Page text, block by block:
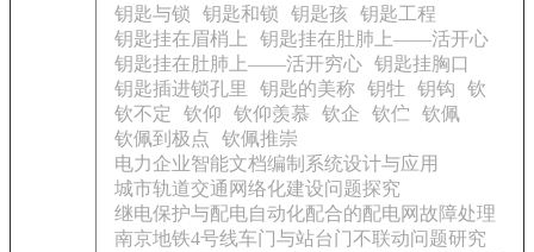
钥匙与锁
钥匙和锁 钥匙孩
钥匙工程
钥匙挂在眉梢上
钥匙挂在肚肺上——活开心
钥匙挂在肚肺上——活开穷心 钥匙挂胸口
钥匙插进锁孔里
钥匙的美称 钥牡 钥钩
钦
钦不定
钦仰 钦仰羡慕 钦企 钦伫
钦佩
钦佩到极点
钦佩推崇
电力企业智能文档编制系统设计与应用
城市轨道交通网络化建设问题探究
继电保护与配电自动化配合的配电网故障处理
南京地铁4号线车门与站台门不联动问题研究